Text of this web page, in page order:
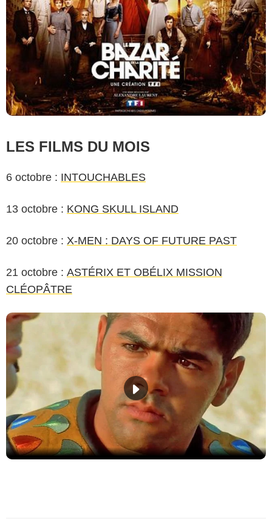
LES FILMS DU MOIS
6 octobre : INTOUCHABLES
13 octobre : KONG SKULL ISLAND
20 octobre : X-MEN : DAYS OF FUTURE PAST
21 octobre : ASTÉRIX ET OBÉLIX MISSION
CLÉOPÂTRE